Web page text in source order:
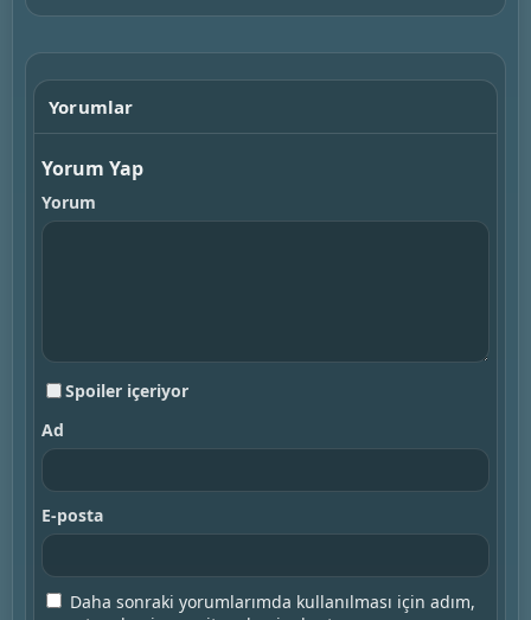
Yorumlar
Yorum Yap
Yorum
Spoiler içeriyor
Ad
E-posta
Daha sonraki yorumlarımda kullanılması için adım,